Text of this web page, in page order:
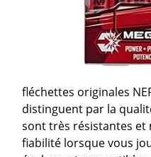
fléchettes originales
distinguent par la
sont très résistantes
fiabilité lorsque vous